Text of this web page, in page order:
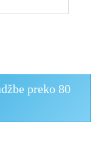
preko 80